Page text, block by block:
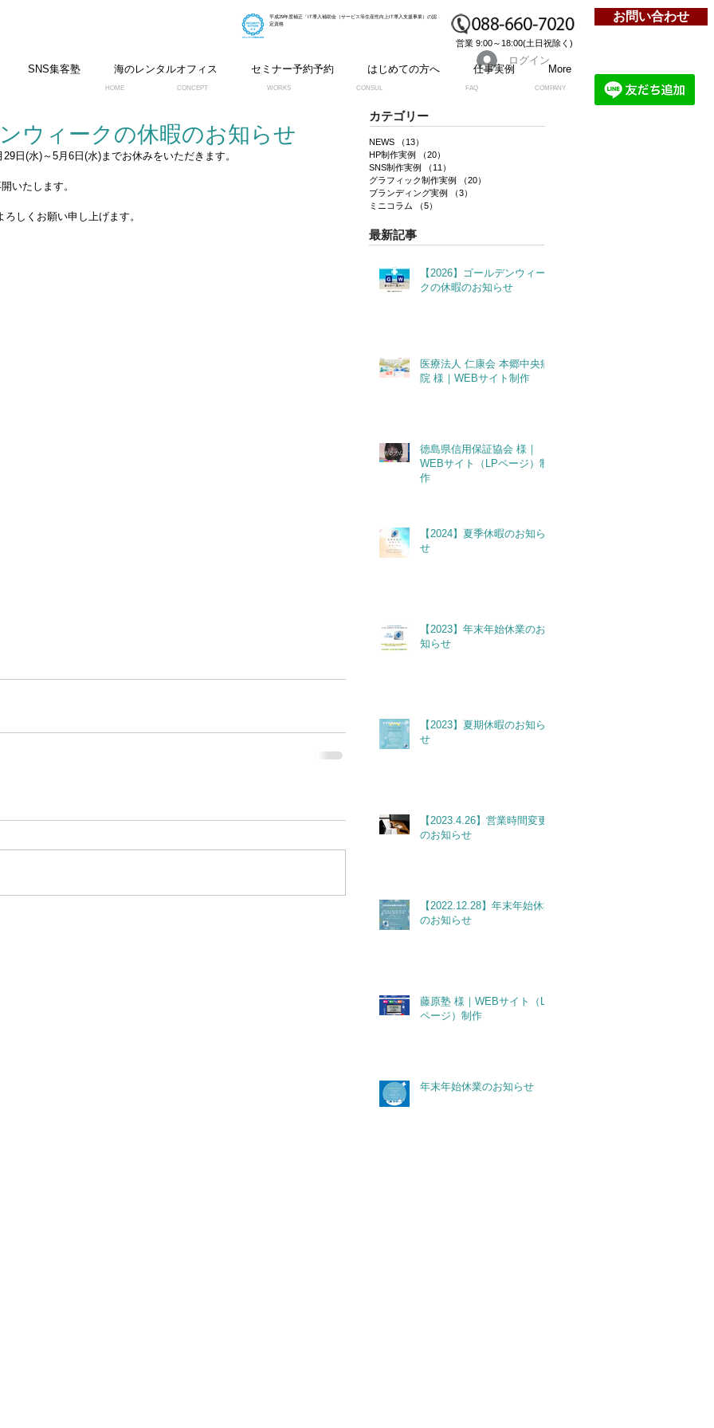
平成29年度補正「IT導入補助金（サービス等生産性向上IT導入支援事業）の認
定資格
営業 9:00～18:00(土日祝除く)
SNS集客塾 海のレンタルオフィス セミナー予約予約 はじめての方へ 仕事実例 More
HOME CONCEPT WORKS CONSUL FAQ COMPANY
お問い合わせ
ログイン
ウィークの休暇のお知らせ
日(水)～5月6日(水)までお休みをいただきます。
いたします。
しくお願い申し上げます。
カテゴリー
NEWS （13）
HP制作実例
（20）
SNS制作実例
（11）
グラフィック制作実例
（20）
ブランディング実例
（3）
ミニコラム
（5）
最新記事
【2026】ゴールデンウィー
クの休暇のお知らせ
医療法人 仁康会 本郷中央病
院 様｜WEBサイト制作
徳島県信用保証協会 様｜
WEBサイト（LPページ）制
作
【2024】夏季休暇のお知ら
せ
【2023】年末年始休業のお
知らせ
【2023】夏期休暇のお知ら
せ
【2023.4.26】営業時間変更
のお知らせ
【2022.12.28】年末年始休業
のお知らせ
藤原塾 様｜WEBサイト（LP
ページ）制作
年末年始休業のお知らせ